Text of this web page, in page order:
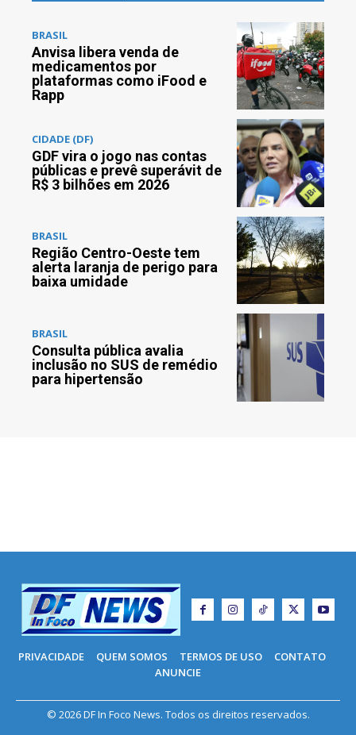
BRASIL
Anvisa libera venda de
medicamentos por
plataformas como iFood e
Rapp
CIDADE (DF)
GDF vira o jogo nas contas
públicas e prevê superávit de
R$ 3 bilhões em 2026
BRASIL
Região Centro-Oeste tem
alerta laranja de perigo para
baixa umidade
BRASIL
Consulta pública avalia
inclusão no SUS de remédio
para hipertensão
PRIVACIDADE QUEM SOMOS TERMOS DE USO
CONTATO
ANUNCIE
© 2026 DF In Foco News. Todos os direitos reservados.